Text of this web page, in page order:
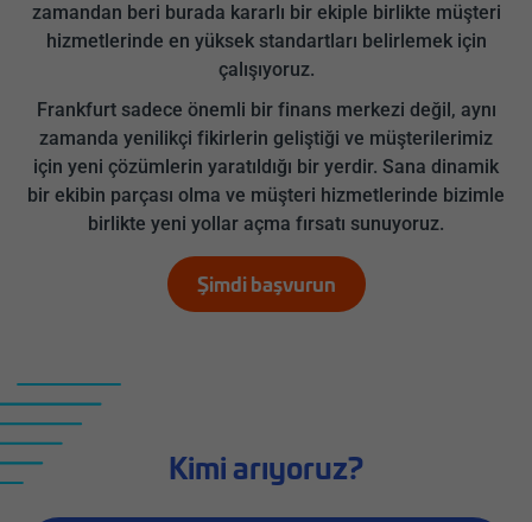
zamandan beri burada kararlı bir ekiple birlikte müşteri
hizmetlerinde en yüksek standartları belirlemek için
çalışıyoruz.
Frankfurt sadece önemli bir finans merkezi değil, aynı
zamanda yenilikçi fikirlerin geliştiği ve müşterilerimiz
için yeni çözümlerin yaratıldığı bir yerdir. Sana dinamik
bir ekibin parçası olma ve müşteri hizmetlerinde bizimle
birlikte yeni yollar açma fırsatı sunuyoruz.
Şimdi başvurun
Kimi arıyoruz?